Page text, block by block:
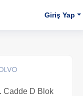
Giriş Yap
Cadde D Blok